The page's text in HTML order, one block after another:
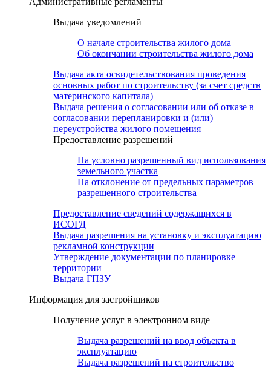
Выдача уведомлений
О начале строительства жилого дома
Об окончании строительства жилого дома
Выдача акта освидетельствования проведения
основных работ по строительству (за счет средств
материнского капитала)
Выдача решения о согласовании или об отказе в
согласовании перепланировки и (или)
переустройства жилого помещения
Предоставление разрешений
На условно разрешенный вид использования
земельного участка
На отклонение от предельных параметров
разрешенного строительства
Предоставление сведений содержащихся в
ИСОГД
Выдача разрешения на установку и эксплуатацию
рекламной конструкции
Утверждение документации по планировке
территории
Выдача ГПЗУ
Информация для застройщиков
Получение услуг в электронном виде
Выдача разрешений на ввод объекта в
эксплуатацию
Выдача разрешений на строительство